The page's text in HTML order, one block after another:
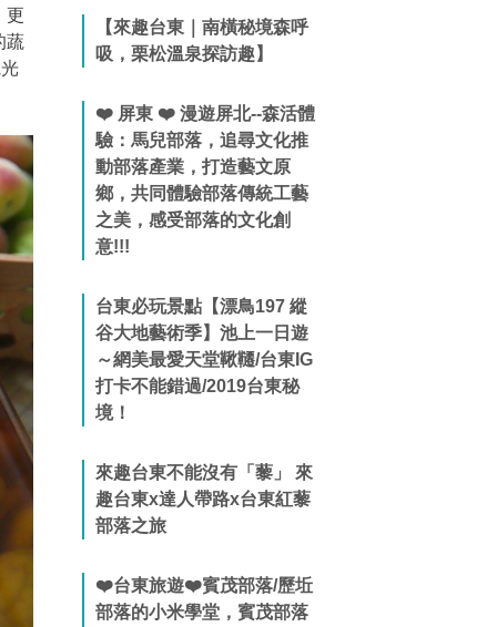
更
蔬
【來趣台東｜南橫秘境森呼
吸，栗松溫泉探訪趣】
❤️ 屏東 ❤️ 漫遊屏北--森活體
驗：馬兒部落，追尋文化推
動部落產業，打造藝文原
鄉，共同體驗部落傳統工藝
之美，感受部落的文化創
意!!!
台東必玩景點【漂鳥197 縱
谷大地藝術季】池上一日遊
～網美最愛天堂鞦韆/台東IG
打卡不能錯過/2019台東秘
境！
來趣台東不能沒有「藜」 來
趣台東x達人帶路x台東紅藜
部落之旅
❤️台東旅遊❤️賓茂部落/歷坵
部落的小米學堂，賓茂部落